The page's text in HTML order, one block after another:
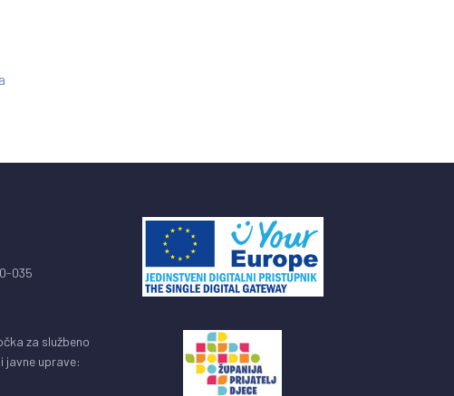
035
za službeno
javne uprave: